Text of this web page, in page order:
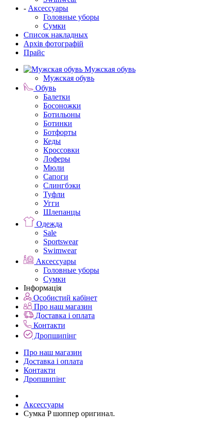
- Аксессуары
Головные уборы
Сумки
Список накладных
Архів фотографій
Прайс
Мужская обувь
Мужская обувь
Обувь
Балетки
Босоножки
Ботильоны
Ботинки
Ботфорты
Кеды
Кроссовки
Лоферы
Мюли
Сапоги
Слингбэки
Туфли
Угги
Шлепанцы
Одежда
Sale
Sportswear
Swimwear
Аксессуары
Головные уборы
Сумки
Інформація
Особистий кабінет
Про наш магазин
Доставка і оплата
Контакти
Дропшипінг
Про наш магазин
Доставка і оплата
Контакти
Дропшипінг
Аксессуары
Сумка P шоппер оригинал.